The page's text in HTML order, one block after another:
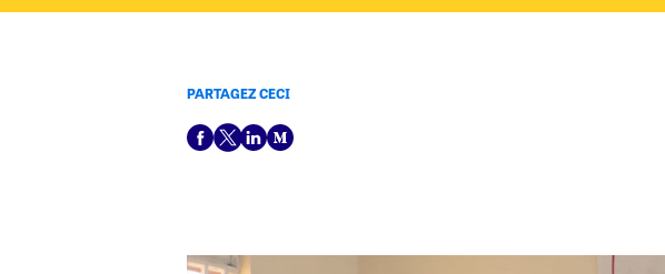
PARTAGEZ CECI